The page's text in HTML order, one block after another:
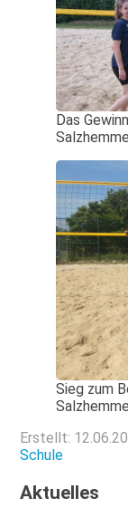
Das
Sieg zum
Erstellt:
Schule
Aktuelles